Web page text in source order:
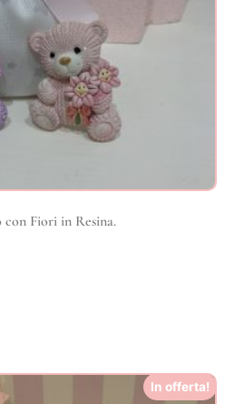
con Fiori in Resina.
In offerta!